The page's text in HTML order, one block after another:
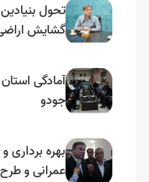
تحول
گشایش
آمادگی
جودو
بهره برداری
عمرانی و